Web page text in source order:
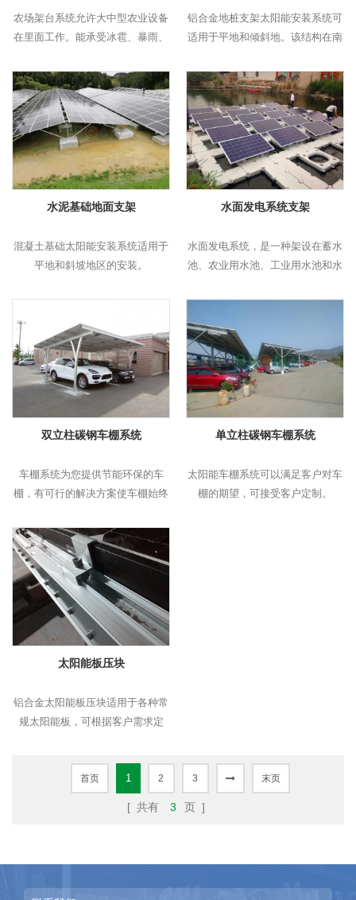
农场架台系统允许大中型农业设备
在里面工作。能承受冰雹、暴雨、
铝合金地桩支架太阳能安装系统可
适用于平地和倾斜地。该结构在南
于山区大型发电项目。
水泥基础地面支架
混凝土基础太阳能安装系统适用于
平地和斜坡地区的安装。
水面发电系统支架
水面发电系统，是一种架设在蓄水
池、农业用水池、工业用水池和水
双立柱碳钢车棚系统
车棚系统为您提供节能环保的车
棚，有可行的解决方案使车棚始终
单立柱碳钢车棚系统
太阳能车棚系统可以满足客户对车
棚的期望，可接受客户定制。
太阳能板压块
铝合金太阳能板压块适用于各种常
规太阳能板，可根据客户需求定
首页 1 2 3 末页
[ 共有 3 页 ]